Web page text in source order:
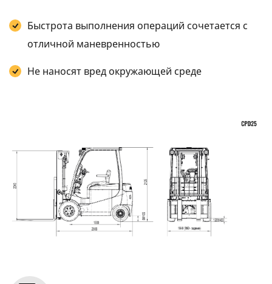
Быстрота выполнения операций сочетается с
отличной маневренностью
Не наносят вред окружающей среде